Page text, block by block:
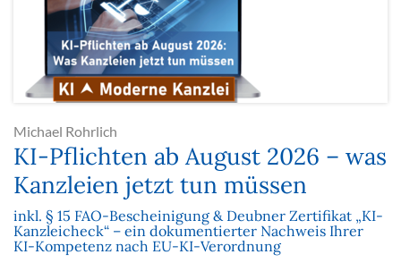
Michael Rohrlich
KI-Pflichten ab August 2026 – was
Kanzleien jetzt tun müssen
inkl. § 15 FAO-Bescheinigung & Deubner Zertifikat „KI-
Kanzleicheck“ – ein dokumentierter Nachweis Ihrer
KI-Kompetenz nach EU-KI-Verordnung